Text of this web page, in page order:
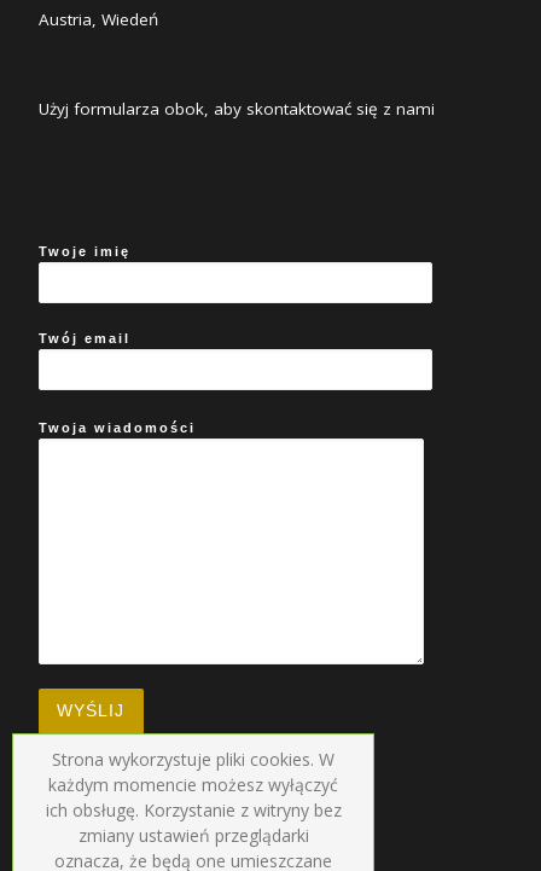
Austria, Wiedeń
Użyj formularza obok, aby skontaktować się z nami
Twoje imię
Twój email
Twoja wiadomości
Strona wykorzystuje pliki cookies. W
każdym momencie możesz wyłączyć
ich obsługę. Korzystanie z witryny bez
zmiany ustawień przeglądarki
oznacza, że będą one umieszczane